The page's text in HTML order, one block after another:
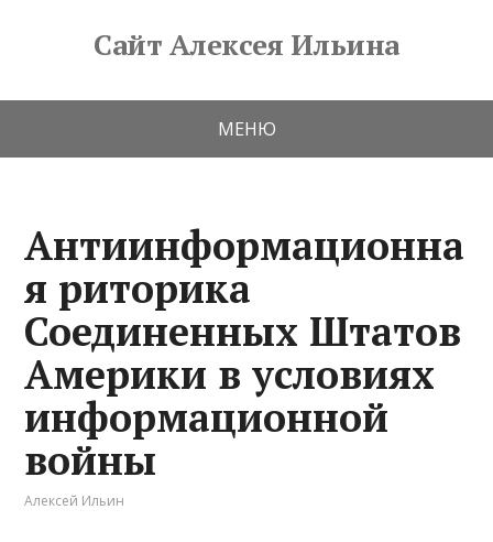
Сайт Алексея Ильина
МЕНЮ
Антиинформационна
я риторика
Соединенных Штатов
Америки в условиях
информационной
войны
Алексей Ильин